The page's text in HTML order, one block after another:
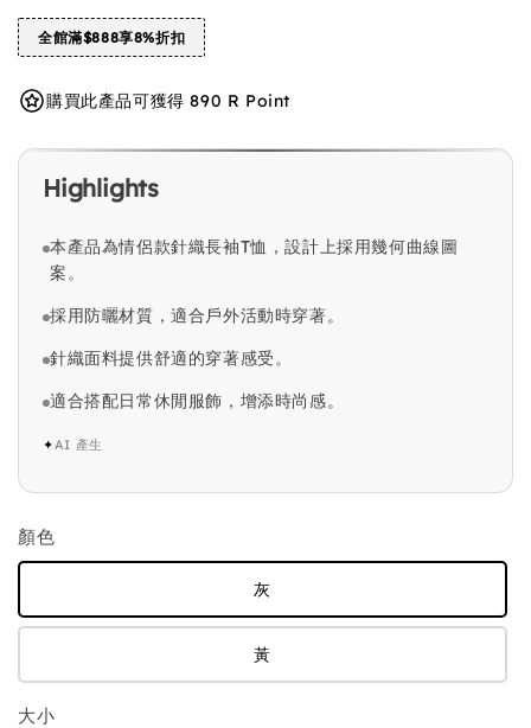
全館滿$888享8%折扣
購買此產品可獲得 890 R Point
Highlights
本產品為情侶款針織長袖T恤，設計上採用幾何曲線圖
案。
採用防曬材質，適合戶外活動時穿著。
針織面料提供舒適的穿著感受。
適合搭配日常休閒服飾，增添時尚感。
✦AI 產生
顏色
灰
黃
大小